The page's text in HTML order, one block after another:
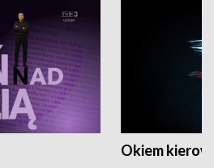
Okiem